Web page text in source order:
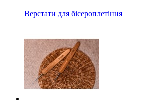
Верстати для бісероплетіння